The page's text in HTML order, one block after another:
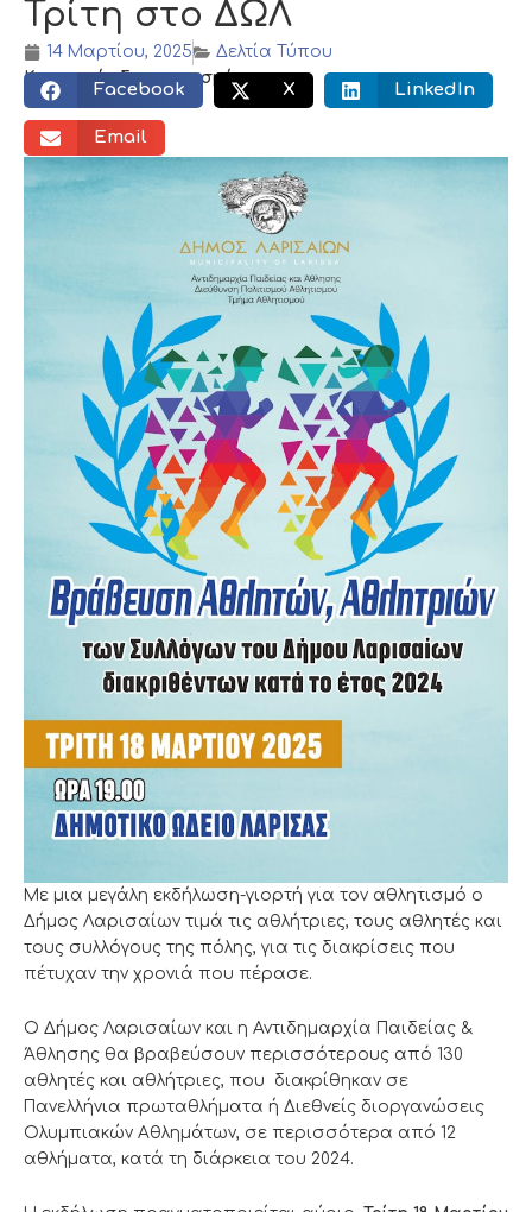
Τρίτη στο ΔΩΛ
14 Μαρτίου, 2025
Δελτία Τύπου
Κοινωνικός διαμοιρασμός:
Facebook X LinkedIn
Email
Με μια μεγάλη εκδήλωση-γιορτή για τον αθλητισμό ο
Δήμος Λαρισαίων τιμά τις αθλήτριες, τους αθλητές και
τους συλλόγους της πόλης, για τις διακρίσεις που
πέτυχαν την χρονιά που πέρασε.
Ο Δήμος Λαρισαίων και η Αντιδημαρχία Παιδείας &
Άθλησης θα βραβεύσουν περισσότερους από 130
αθλητές και αθλήτριες, που διακρίθηκαν σε
Πανελλήνια πρωταθλήματα ή Διεθνείς διοργανώσεις
Ολυμπιακών Αθλημάτων, σε περισσότερα από 12
αθλήματα, κατά τη διάρκεια του 2024.